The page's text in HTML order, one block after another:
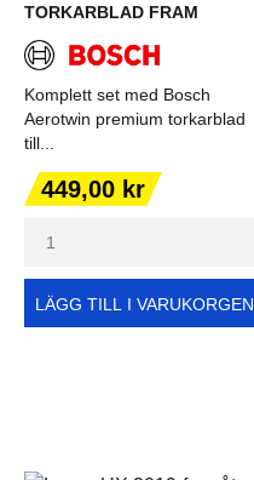
TORKARBLAD FRAM
Komplett set med Bosch
Aerotwin premium torkarblad
till...
Pris
449,00 kr
LÄGG TILL I VARUKORGEN